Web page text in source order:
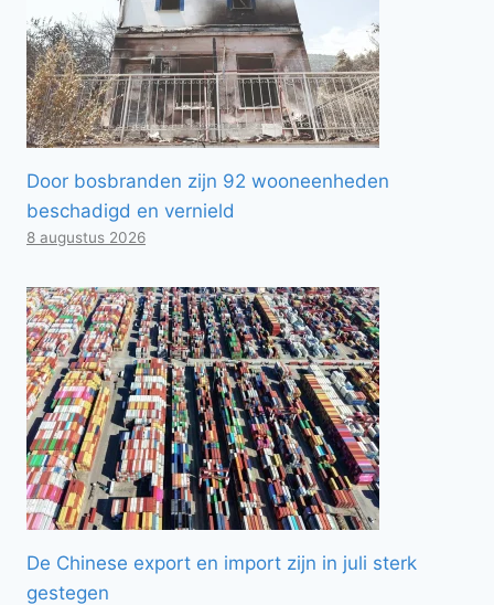
Door bosbranden zijn 92 wooneenheden
beschadigd en vernield
8 augustus 2026
De Chinese export en import zijn in juli sterk
gestegen